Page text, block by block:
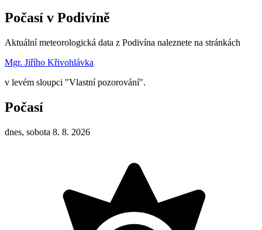
Počasí v Podivíně
Aktuální meteorologická data z Podivína naleznete na stránkách
Mgr. Jiřího Křivohlávka
v levém sloupci "Vlastní pozorování".
Počasí
dnes, sobota 8. 8. 2026